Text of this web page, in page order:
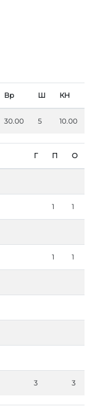
Вр Ш КН
30.00 5 10.00
Г П О
1 1
1 1
3 3